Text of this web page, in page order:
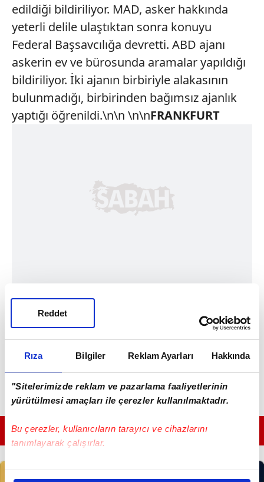
Rıza Bilgiler Reklam Ayarları Hakkında
"Sitelerimizde reklam ve pazarlama faaliyetlerinin
yürütülmesi amaçları ile çerezler kullanılmaktadır.
Bu çerezler, kullanıcıların tarayıcı ve cihazlarını
tanımlayarak çalışırlar.
Bu çerezlere izin vermeniz halinde sizlere özel
Reddet
edildiği bildiriliyor. MAD, asker hakkında
yeterli delile ulaştıktan sonra konuyu
Federal Başsavcılığa devretti. ABD ajanı
askerin ev ve bürosunda aramalar yapıldığı
bildiriliyor. İki ajanın birbiriyle alakasının
bulunmadığı, birbirinden bağımsız ajanlık
yaptığı öğrenildi.\n\n \n\nFRANKFURT
GÜNÜN EN ÖNEMLİ MANŞETLERİ İÇİN TIKLAYIN